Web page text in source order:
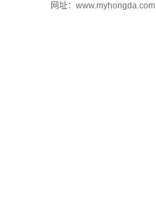
网址：www.myhongda.com